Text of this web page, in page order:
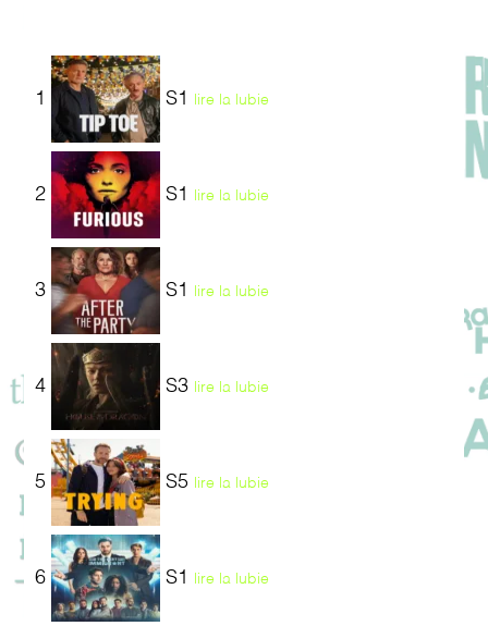
1 S1 lire la lubie
2 S1 lire la lubie
3 S1 lire la lubie
4 S3 lire la lubie
5 S5 lire la lubie
6 S1 lire la lubie